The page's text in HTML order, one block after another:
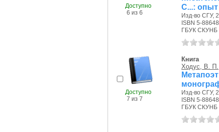
Доступно
6 из 6
С...:
Изд-во СГУ,
ISBN 5-
ГБУК
Доступно
7 из 7
Книга
Ходус, В. П.
Изд-во СГУ,
ISBN 5-
ГБУК